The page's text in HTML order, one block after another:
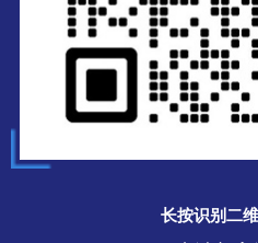
长按识别二